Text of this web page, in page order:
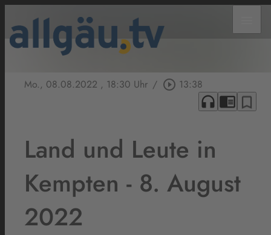
Mo., 08.08.2022 , 18:30 Uhr / play_circle_outline 13:38
headphones chrome_reader_mode bookmark_border
Land und Leute in
Kempten - 8. August
2022